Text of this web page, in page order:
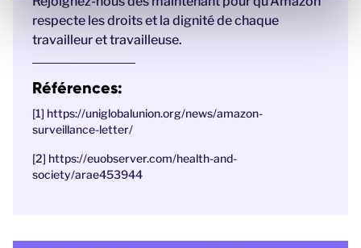
respecte les droits et la dignité de chaque
travailleur et travailleuse.
Références:
[1] https://uniglobalunion.org/news/amazon-
surveillance-letter/
[2] https://euobserver.com/health-and-
society/arae453944